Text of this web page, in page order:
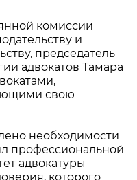
комиссии
и
председатель
адвокатов Тамара
свою
необходимости
профессиональной
адвокатуры
которого